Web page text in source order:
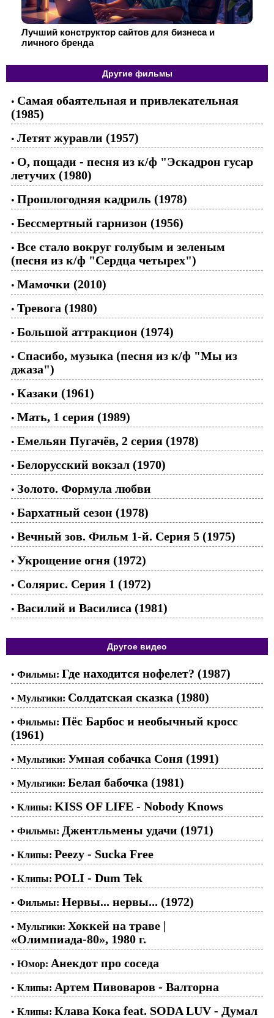
Лучший конструктор сайтов для бизнеса и
личного бренда
Другие фильмы
• Самая обаятельная и привлекательная
(1985)
• Летят журавли (1957)
• О, пощади - песня из к/ф "Эскадрон гусар
летучих (1980)
• Прошлогодняя кадриль (1978)
• Бессмертный гарнизон (1956)
• Все стало вокруг голубым и зеленым
(песня из к/ф "Сердца четырех")
• Мамочки (2010)
• Тревога (1980)
• Большой аттракцион (1974)
• Спасибо, музыка (песня из к/ф "Мы из
джаза")
• Казаки (1961)
• Мать, 1 серия (1989)
• Емельян Пугачёв, 2 серия (1978)
• Белорусский вокзал (1970)
• Золото. Формула любви
• Бархатный сезон (1978)
• Вечный зов. Фильм 1-й. Серия 5 (1975)
• Укрощение огня (1972)
• Солярис. Серия 1 (1972)
• Василий и Василиса (1981)
Другое видео
• Фильмы: Где находится нофелет? (1987)
• Мультики: Солдатская сказка (1980)
• Фильмы: Пёс Барбос и необычный кросс
(1961)
• Мультики: Умная собачка Соня (1991)
• Мультики: Белая бабочка (1981)
• Клипы: KISS OF LIFE - Nobody Knows
• Фильмы: Джентльмены удачи (1971)
• Клипы: Peezy - Sucka Free
• Клипы: POLI - Dum Tek
• Фильмы: Нервы... нервы... (1972)
• Мультики: Хоккей на траве |
«Олимпиада-80», 1980 г.
• Юмор: Анекдот про соседа
• Клипы: Артем Пивоваров - Валторна
• Клипы: Клава Кока feat. SODA LUV - Думал